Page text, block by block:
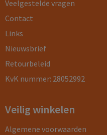
Veelgestelde vragen
Contact
Links
Nieuwsbrief
Retourbeleid
KvK nummer: 28052992
Veilig winkelen
Algemene voorwaarden